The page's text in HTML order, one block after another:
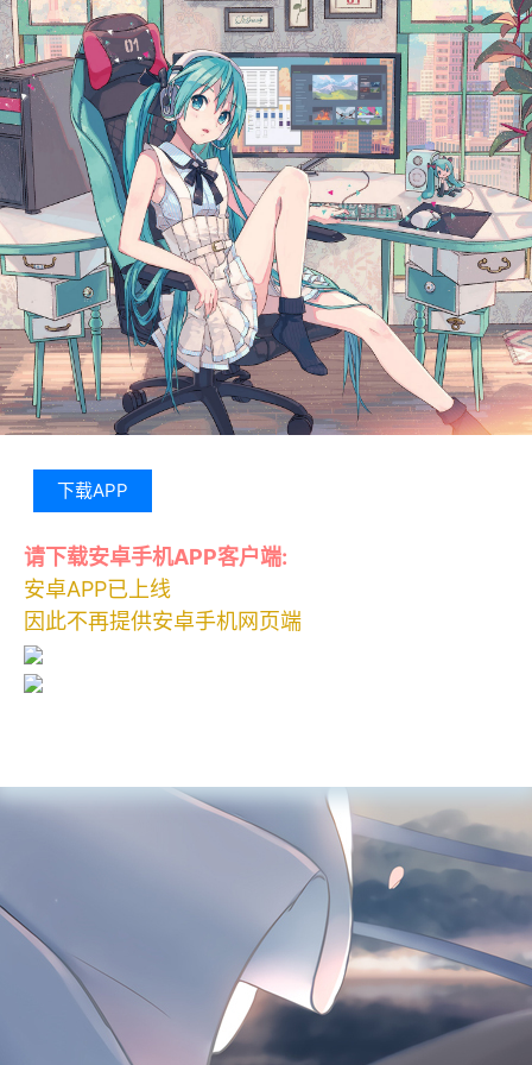
下载APP
请下载安卓手机APP客户端:
安卓APP已上线
因此不再提供安卓手机网页端